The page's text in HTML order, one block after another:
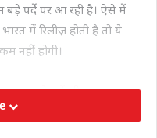
बड़े पर्दे पर आ रही है। ऐसे में
में रिलीज़ होती है तो ये
नहीं होगी।
हसन, जेल में जीता चुनाव,